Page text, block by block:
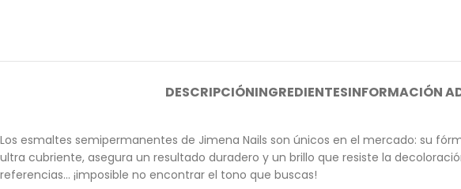
DESCRIPCIÓNINGREDIENTESINFORMACIÓN
Los esmaltes semipermanentes de Jimena Nails son únicos en el mercado: su
ultra cubriente, asegura un resultado duradero y un brillo que resiste la
referencias… ¡imposible no encontrar el tono que buscas!